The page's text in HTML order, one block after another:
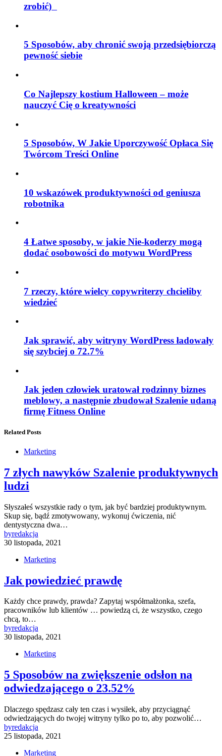
zrobić)
5 Sposobów, aby chronić swoją przedsiębiorczą
pewność siebie
Co Najlepszy kostium Halloween – może
nauczyć Cię o kreatywności
5 Sposobów, W Jakie Uporczywość Opłaca Się
Twórcom Treści Online
10 wskazówek produktywności od geniusza
robotnika
4 Łatwe sposoby, w jakie Nie-koderzy mogą
dodać osobowości do motywu WordPress
7 rzeczy, które wielcy copywriterzy chcieliby
wiedzieć
Jak sprawić, aby witryny WordPress ładowały
się szybciej o 72.7%
Jak jeden człowiek uratował rodzinny biznes
meblowy, a następnie zbudował Szalenie udaną
firmę Fitness Online
Related Posts
Marketing
7 złych nawyków Szalenie produktywnych
ludzi
Słyszałeś wszystkie rady o tym, jak być bardziej produktywnym.
Skup się, bądź zmotywowany, wykonuj ćwiczenia, nić
dentystyczna dwa…
byredakcja
30 listopada, 2021
Marketing
Jak powiedzieć prawdę
Każdy chce prawdy, prawda? Zapytaj współmałżonka, szefa,
pracowników lub klientów … powiedzą ci, że wszystko, czego
chcą, to…
byredakcja
30 listopada, 2021
Marketing
5 Sposobów na zwiększenie odsłon na
odwiedzającego o 23.52%
Dlaczego spędzasz cały ten czas i wysiłek, aby przyciągnąć
odwiedzających do twojej witryny tylko po to, aby pozwolić…
byredakcja
25 listopada, 2021
Marketing